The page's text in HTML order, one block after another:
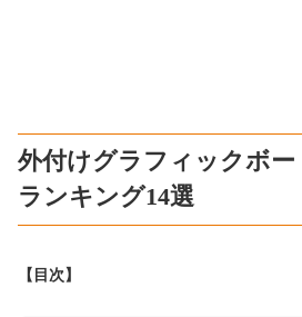
外付けグラフィックボ
ランキング14選
【目次】